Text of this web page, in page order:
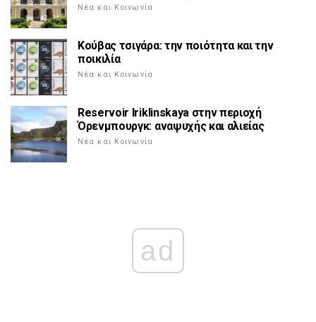
Νέα και Κοινωνία
Κούβας τσιγάρα: την ποιότητα και την
ποικιλία
Νέα και Κοινωνία
Reservoir Iriklinskaya στην περιοχή
Όρενμπουργκ: αναψυχής και αλιείας
Νέα και Κοινωνία
ad